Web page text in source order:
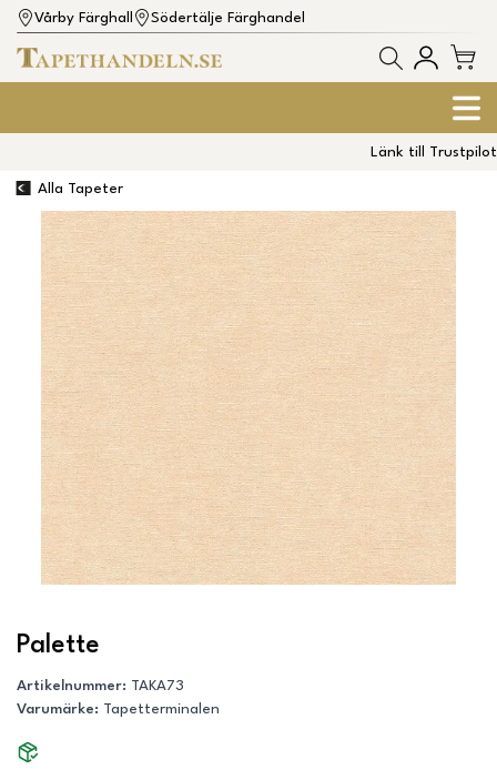
Vårby Färghall Södertälje Färghandel
Länk till Trustpilot
Alla Tapeter
Palette
Artikelnummer:
TAKA73
Varumärke: Tapetterminalen